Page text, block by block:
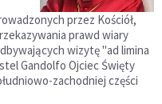
przez Kościół,
prawd wiary
wizytę "ad limina
Gandolfo Ojciec Święty
zachodniej części